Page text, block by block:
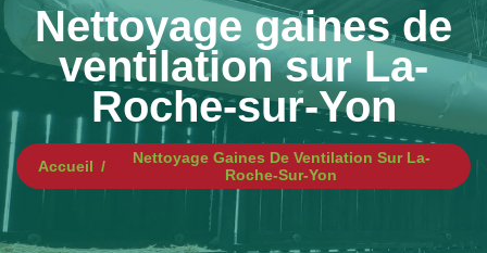
Nettoyage gaines de
ventilation sur La-
Roche-sur-Yon
Accueil
Nettoyage Gaines De Ventilation Sur La-
Roche-Sur-Yon